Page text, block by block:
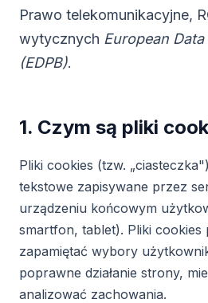
Prawo telekomunikacyjne,
wytycznych European
(EDPB).
1. Czym są pliki
Pliki cookies (tzw.
tekstowe zapisywane przez
urządzeniu końcowym
smartfon, tablet). Pliki cookies
zapamiętać wybory
poprawne działanie strony,
analizować zachowania.